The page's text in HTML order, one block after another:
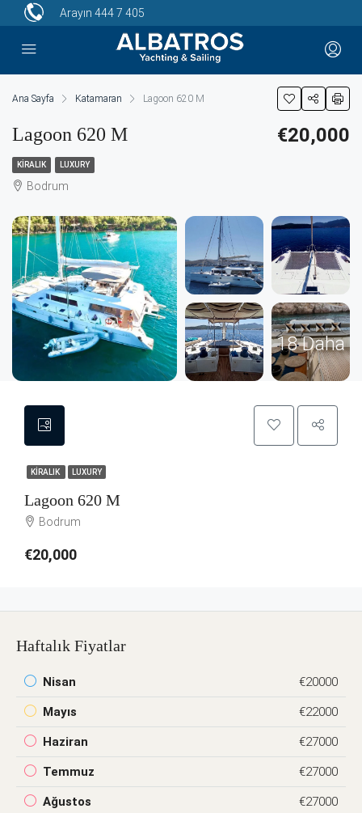
Arayın 444 7 405
Ana Sayfa Katamaran Lagoon 620 M
Lagoon 620 M €20,000
KIRALIK LUXURY
Bodrum
18 Daha
KIRALIK LUXURY
Lagoon 620 M
Bodrum
€20,000
Haftalık Fiyatlar
Nisan €20000
Mayıs €22000
Haziran €27000
Temmuz €27000
Ağustos €27000